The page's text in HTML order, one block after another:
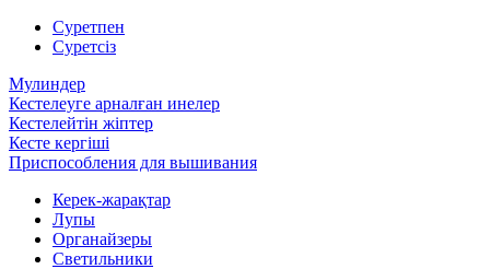
Суретпен
Суретсіз
Мулиндер
Кестелеуге арналған инелер
Кестелейтін жіптер
Кесте кергіші
Приспособления для вышивания
Керек-жарақтар
Лупы
Органайзеры
Светильники